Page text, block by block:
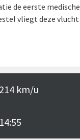
de eerste medische
vliegt deze vlucht
214 km/u
14:55